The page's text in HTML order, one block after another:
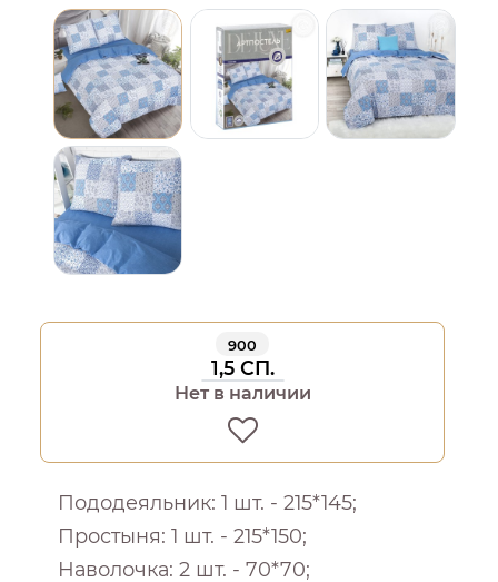
900
1,5 СП.
Нет в наличии
Пододеяльник: 1 шт. - 215*145;
Простыня: 1 шт. - 215*150;
Наволочка: 2 шт. - 70*70;